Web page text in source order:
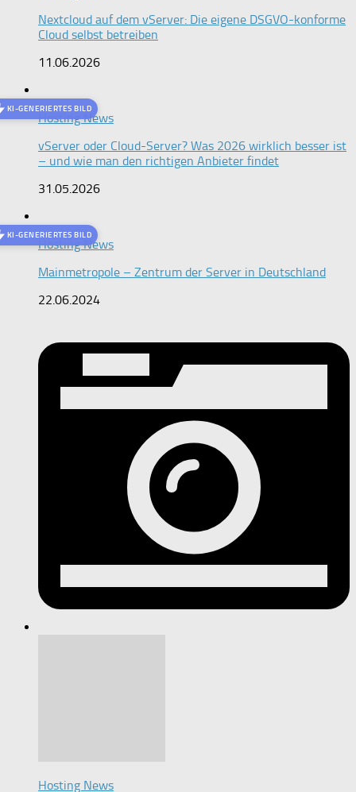
Nextcloud auf dem vServer: Die eigene DSGVO-konforme
Cloud selbst betreiben
11.06.2026
KI-GENERIERTES BILD
Hosting News
vServer oder Cloud-Server? Was 2026 wirklich besser ist
– und wie man den richtigen Anbieter findet
31.05.2026
KI-GENERIERTES BILD
Hosting News
Mainmetropole – Zentrum der Server in Deutschland
22.06.2024
Hosting News